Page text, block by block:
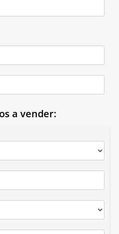
a vender: